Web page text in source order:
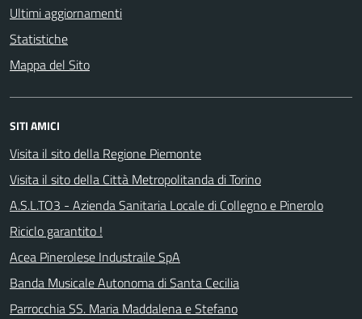
Ultimi aggiornamenti
Statistiche
Mappa del Sito
SITI AMICI
Visita il sito della Regione Piemonte
Visita il sito della Città Metropolitanda di Torino
A.S.L.TO3 - Azienda Sanitaria Locale di Collegno e Pinerolo
Riciclo garantito !
Acea Pinerolese Industraile SpA
Banda Musicale Autonoma di Santa Cecilia
Parrocchia SS. Maria Maddalena e Stefano